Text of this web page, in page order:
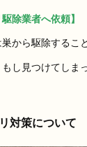
駆除業者へ依頼】
から駆除するこ
し見つけてしま
対策について